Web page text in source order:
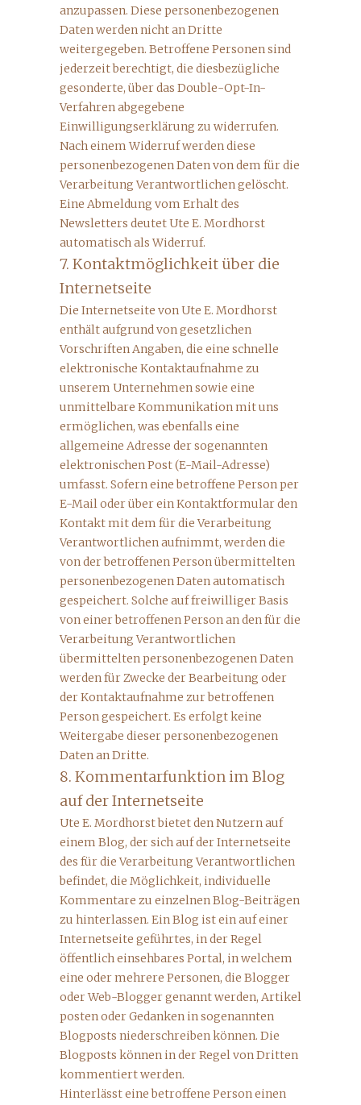
anzupassen. Diese personenbezogenen
Daten werden nicht an Dritte
weitergegeben. Betroffene Personen sind
jederzeit berechtigt, die diesbezügliche
gesonderte, über das Double-Opt-In-
Verfahren abgegebene
Einwilligungserklärung zu widerrufen.
Nach einem Widerruf werden diese
personenbezogenen Daten von dem für die
Verarbeitung Verantwortlichen gelöscht.
Eine Abmeldung vom Erhalt des
Newsletters deutet Ute E. Mordhorst
automatisch als Widerruf.
7. Kontaktmöglichkeit über die
Internetseite
Die Internetseite von Ute E. Mordhorst
enthält aufgrund von gesetzlichen
Vorschriften Angaben, die eine schnelle
elektronische Kontaktaufnahme zu
unserem Unternehmen sowie eine
unmittelbare Kommunikation mit uns
ermöglichen, was ebenfalls eine
allgemeine Adresse der sogenannten
elektronischen Post (E-Mail-Adresse)
umfasst. Sofern eine betroffene Person per
E-Mail oder über ein Kontaktformular den
Kontakt mit dem für die Verarbeitung
Verantwortlichen aufnimmt, werden die
von der betroffenen Person übermittelten
personenbezogenen Daten automatisch
gespeichert. Solche auf freiwilliger Basis
von einer betroffenen Person an den für die
Verarbeitung Verantwortlichen
übermittelten personenbezogenen Daten
werden für Zwecke der Bearbeitung oder
der Kontaktaufnahme zur betroffenen
Person gespeichert. Es erfolgt keine
Weitergabe dieser personenbezogenen
Daten an Dritte.
8. Kommentarfunktion im Blog
auf der Internetseite
Ute E. Mordhorst bietet den Nutzern auf
einem Blog, der sich auf der Internetseite
des für die Verarbeitung Verantwortlichen
befindet, die Möglichkeit, individuelle
Kommentare zu einzelnen Blog-Beiträgen
zu hinterlassen. Ein Blog ist ein auf einer
Internetseite geführtes, in der Regel
öffentlich einsehbares Portal, in welchem
eine oder mehrere Personen, die Blogger
oder Web-Blogger genannt werden, Artikel
posten oder Gedanken in sogenannten
Blogposts niederschreiben können. Die
Blogposts können in der Regel von Dritten
kommentiert werden.
Hinterlässt eine betroffene Person einen